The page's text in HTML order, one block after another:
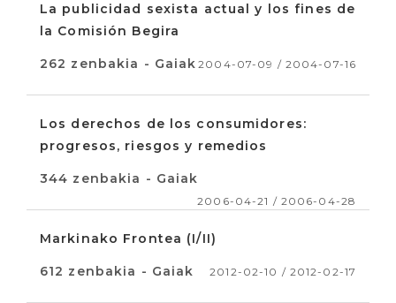
La publicidad sexista actual y los fines de
la Comisión Begira
262 zenbakia - Gaiak 2004-07-09 / 2004-07-16
Los derechos de los consumidores:
progresos, riesgos y remedios
344 zenbakia - Gaiak
2006-04-21 / 2006-04-28
Markinako Frontea (I/II)
612 zenbakia - Gaiak 2012-02-10 / 2012-02-17